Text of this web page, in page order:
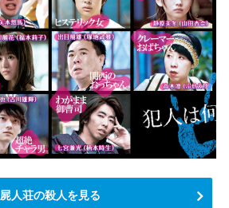
屍人荘の殺人を見る